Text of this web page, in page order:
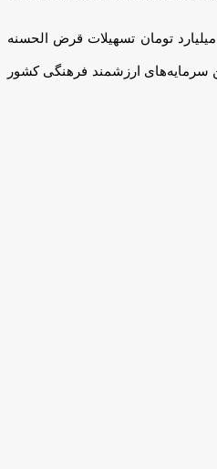
مدیرعامل صندوق اعتباری هنر با اشاره به تسهیلات پرداختی به خبرنگاران عضو صندوق گفت: طی یکسال گذشته به ۳۰۸ نفر از فعالان این حوزه در سراسر کشور قریب به ۱۶ میلیارد تومان تسهیلات قرض الحسنه
سرمایه‌های ارزشمند فرهنگی کشور